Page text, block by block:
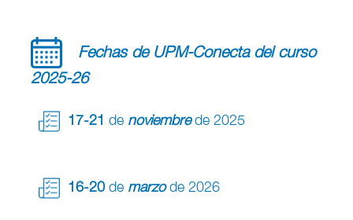
Fechas de UPM-Conecta del curso
2025-26
17-21 de noviembrede 2025
16-20de marzode 2026